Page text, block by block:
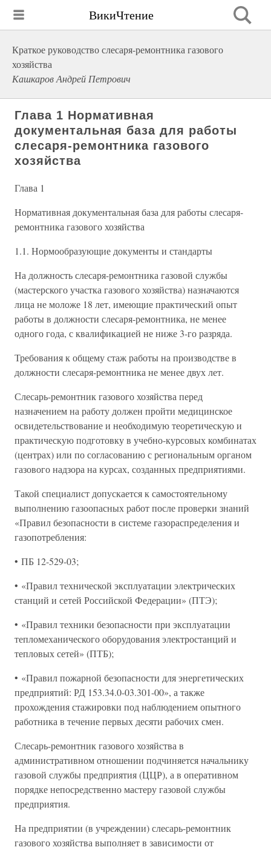
ВикиЧтение
Краткое руководство слесаря-ремонтника газового
хозяйства
Кашкаров Андрей Петрович
Глава 1 Нормативная
документальная база для работы
слесаря-ремонтника газового
хозяйства
Глава 1
Нормативная документальная база для работы слесаря-
ремонтника газового хозяйства
1.1. Нормообразующие документы и стандарты
На должность слесаря-ремонтника газовой службы
(мастерского участка газового хозяйства) назначаются
лица не моложе 18 лет, имеющие практический опыт
работы в должности слесаря-ремонтника, не менее
одного года, с квалификацией не ниже 3-го разряда.
Требования к общему стаж работы на производстве в
должности слесаря-ремонтника не менее двух лет.
Слесарь-ремонтник газового хозяйства перед
назначением на работу должен пройти медицинское
освидетельствование и необходимую теоретическую и
практическую подготовку в учебно-курсовых комбинатах
(центрах) или по согласованию с региональным органом
газового надзора на курсах, созданных предприятиями.
Такой специалист допускается к самостоятельному
выполнению газоопасных работ после проверки знаний
«Правил безопасности в системе газораспределения и
газопотребления:
• ПБ 12-529-03;
• «Правил технической эксплуатации электрических
станций и сетей Российской Федерации» (ПТЭ);
• «Правил техники безопасности при эксплуатации
тепломеханического оборудования электростанций и
тепловых сетей» (ПТБ);
• «Правил пожарной безопасности для энергетических
предприятий: РД 153.34.0-03.301-00», а также
прохождения стажировки под наблюдением опытного
работника в течение первых десяти рабочих смен.
Слесарь-ремонтник газового хозяйства в
административном отношении подчиняется начальнику
газовой службы предприятия (ЦЦР), а в оперативном
порядке непосредственно мастеру газовой службы
предприятия.
На предприятии (в учреждении) слесарь-ремонтник
газового хозяйства выполняет в зависимости от